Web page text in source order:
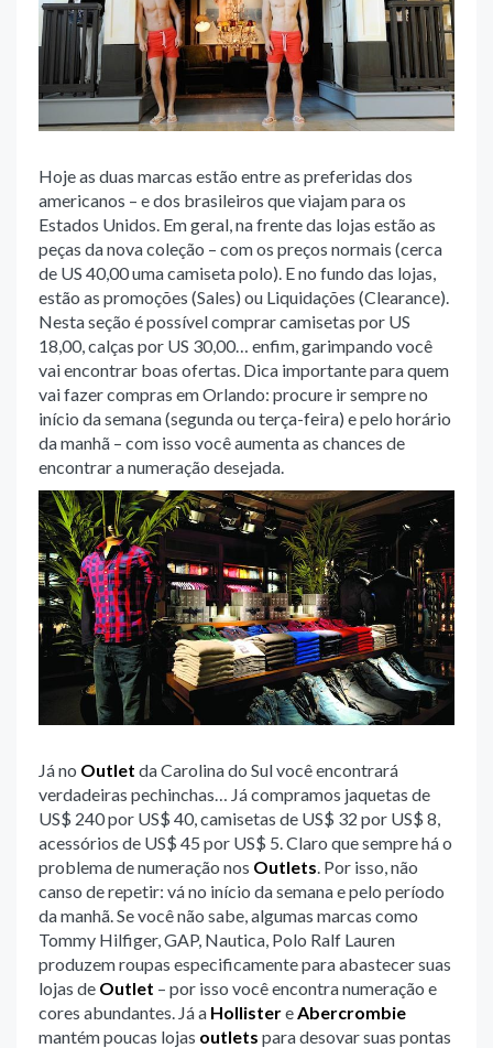
Hoje as duas marcas estão entre as preferidas dos
americanos – e dos brasileiros que viajam para os
Estados Unidos. Em geral, na frente das lojas estão as
peças da nova coleção – com os preços normais (cerca
de US 40,00 uma camiseta polo). E no fundo das lojas,
estão as promoções (Sales) ou Liquidações (Clearance).
Nesta seção é possível comprar camisetas por US
18,00, calças por US 30,00… enfim, garimpando você
vai encontrar boas ofertas. Dica importante para quem
vai fazer compras em Orlando: procure ir sempre no
início da semana (segunda ou terça-feira) e pelo horário
da manhã – com isso você aumenta as chances de
encontrar a numeração desejada.
Já no Outlet da Carolina do Sul você encontrará
verdadeiras pechinchas… Já compramos jaquetas de
US$ 240 por US$ 40, camisetas de US$ 32 por US$ 8,
acessórios de US$ 45 por US$ 5. Claro que sempre há o
problema de numeração nos Outlets . Por isso, não
canso de repetir: vá no início da semana e pelo período
da manhã. Se você não sabe, algumas marcas como
Tommy Hilfiger, GAP, Nautica, Polo Ralf Lauren
produzem roupas especificamente para abastecer suas
lojas de Outlet – por isso você encontra numeração e
cores abundantes. Já a Hollistere Abercrombie
mantém poucas lojas outlets para desovar suas pontas